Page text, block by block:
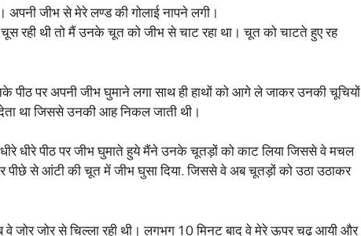
जीभ से मेरे लण्ड की गोलाई नापने लगी।
रही थी तो मैं उनके चूत को जीभ से चाट रहा था। चूत को चाटते हुए रह
पर अपनी जीभ घुमाने लगा साथ ही हाथों को आगे ले जाकर उनकी चूचियों
था जिससे उनकी आह निकल जाती थी।
धीरे पीठ पर जीभ घुमाते हुये मैंने उनके चूतड़ों को काट लिया जिससे वे मचल
पीछे से आंटी की चूत में जीभ घुसा दिया. जिससे वे अब चूतड़ों को उठा उठाकर
जोर जोर से चिल्ला रही थी। लगभग 10 मिनट बाद वे मेरे ऊपर चढ़ आयी और